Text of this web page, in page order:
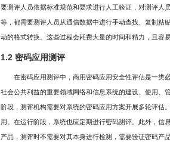
要测评人员依据标准规范和要求进行人工验证，对测评人
等，都需要测评人员从通信数据中进行手动查找、复制粘
动的格式转换。这些过程会耗费大量的时间和精力，且容
1.2 密码应用测评
在密码应用测评中，商用密码应用安全性评估是一类
社会公共利益的重要领域网络和信息系统的建设、使用、
阶段，测评机构需要对系统的密码应用方案开展多轮评估
用。在运行阶段，系统也应定期进行密码测评。此外，信
产品，测评时不需要对其本身进行检测，需要验证密码产